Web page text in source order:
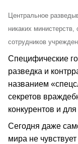
Центральное
никаких министерств,
сотрудников
Специфические
разведка и
названием
секретов
конкурентов и
Сегодня даже
мира не